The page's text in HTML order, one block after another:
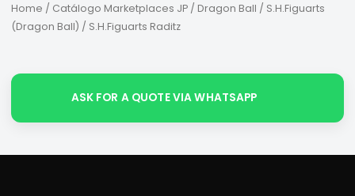
Home / Catálogo Marketplaces JP/ Dragon Ball / S.H.Figuarts
(Dragon Ball) / S.H.Figuarts Raditz
ASK FOR A QUOTE VIA WHATSAPP